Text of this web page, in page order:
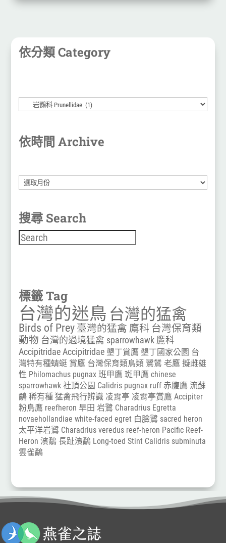
依分類 Category
依時間 Archive
彙
整
搜尋 Search
搜尋
標籤 Tag
台灣的迷鳥 台灣的猛禽
Birds of Prey 臺灣的猛禽 鷹科 台灣保育類
動物 台灣的過境猛禽 sparrowhawk 鷹科
Accipitridae Accipitridae 墾丁賞鷹 墾丁國家公園 台
灣特有種蜻蜓 賞鷹 台灣保育類鳥類 鷺鷥 老鷹 擬雌雄
性 Philomachus pugnax 班甲鷹 斑甲鷹 chinese
sparrowhawk 社頂公園 Calidris pugnax ruff 赤腹鷹 流蘇
鷸 稀有種 猛禽飛行辨識 凌霄亭 凌霄亭賞鷹 Accipiter
粉鳥鷹 reefheron 旱田 岩鷺 Charadrius Egretta
novaehollandiae white-faced egret 白臉鷺 sacred heron
太平洋岩鷺 Charadrius veredus reef-heron Pacific Reef-
Heron 濱鷸 長趾濱鷸 Long-toed Stint Calidris subminuta
雲雀鷸